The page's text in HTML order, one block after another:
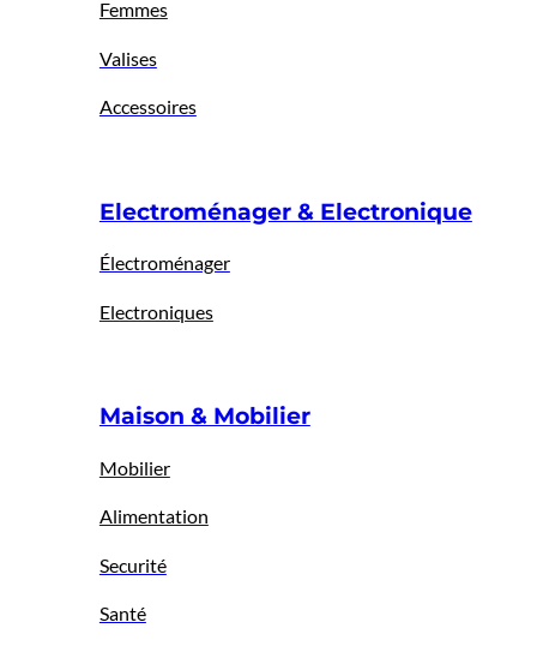
Femmes
Valises
Accessoires
Electroménager & Electronique
Électroménager
Electroniques
Maison & Mobilier
Mobilier
Alimentation
Securité
Santé